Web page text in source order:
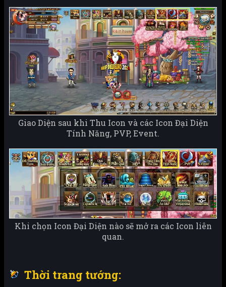
Giao Diện sau khi Thu Icon và các Icon Đại Diện
Tính Năng, PVP, Event.
Khi chọn Icon Đại Diện nào sẽ mở ra các Icon liên
quan.
Thời trang tướng: